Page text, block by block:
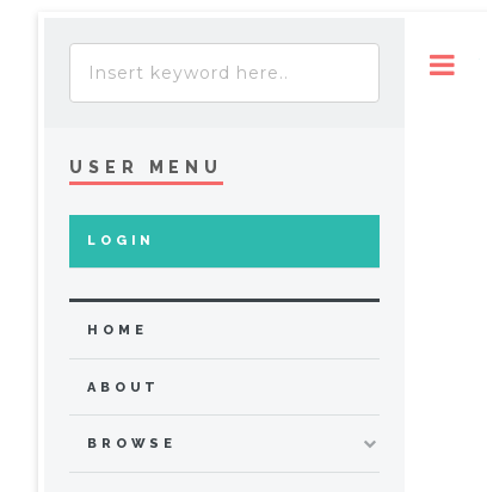
USER MENU
LOGIN
HOME
ABOUT
BROWSE